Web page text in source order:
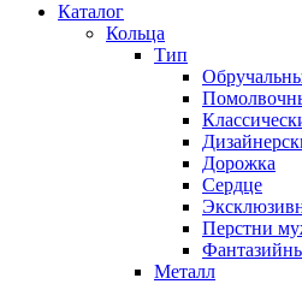
Каталог
Кольца
Тип
Дорожка
Сердце
Перстни
Металл